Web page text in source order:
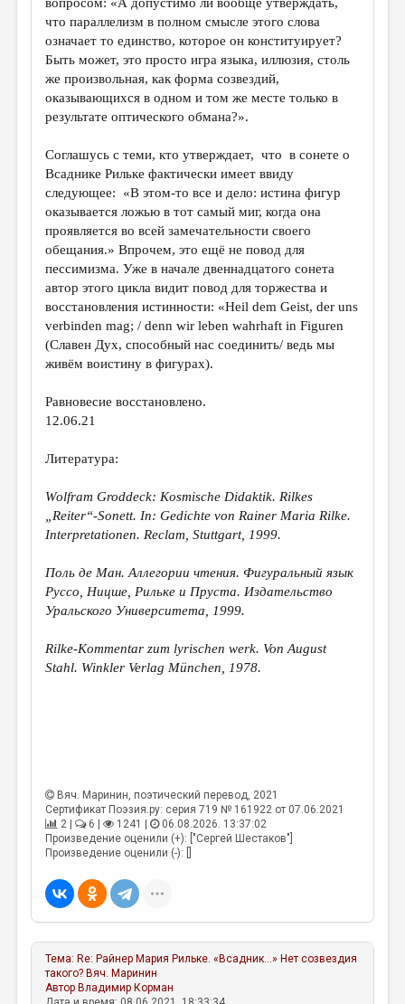
что параллелизм в полном смысле этого слова
означает то единство, которое он конституирует?
Быть может, это просто игра языка, иллюзия, столь
же произвольная, как форма созвездий,
оказывающихся в одном и том же месте только в
результате оптического обмана?».
Соглашусь с теми, кто утверждает, что в сонете о
Всаднике Рильке фактически имеет ввиду
следующее: «В этом-то все и дело: истина фигур
оказывается ложью в тот самый миг, когда она
проявляется во всей замечательности своего
обещания.» Впрочем, это ещё не повод для
пессимизма. Уже в начале двеннадцатого сонета
автор этого цикла видит повод для торжества и
восстановления истинности: «Heil dem Geist, der uns
verbinden mag; / denn wir leben wahrhaft in Figuren
(Славен Дух, способный нас соединить/ ведь мы
живём воистину в фигурах).
Равновесие восстановлено.
12.06.21
Литература:
Wolfram Groddeck: Kosmische Didaktik. Rilkes
„Reiter“-Sonett. In: Gedichte von Rainer Maria Rilke.
Interpretationen. Reclam, Stuttgart, 1999.
Поль де Ман. Аллегории чтения. Фигуральный язык
Руссо, Ницше, Рильке и Пруста. Издательство
Уральского Университета,
1999.
Rilke-Kommentar zum lyrischen werk. Von August
Stahl. Winkler Verlag München, 1978.
Вяч. Маринин, поэтический перевод, 2021
Сертификат Поэзия.ру: серия 719 № 161922 от 07.06.2021
2 |
6 | 1241 |
06.08.2026. 13:37:02
Произведение оценили (+): ["Сергей Шестаков"]
Произведение оценили (-): []
Тема: Re: Райнер Мария Рильке. «Всадник...» Нет созвездия
такого? Вяч. Маринин
Автор Владимир Корман